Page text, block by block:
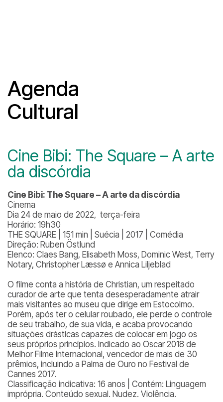
Agenda
Cultural
Cine Bibi: The Square – A arte
da discórdia
Cine Bibi: The Square – A arte da discórdia
Cinema
Dia 24 de maio de 2022, terça-feira
Horário: 19h30
THE SQUARE | 151 min | Suécia | 2017 | Comédia
Direção: Ruben Östlund
Elenco: Claes Bang, Elisabeth Moss, Dominic West, Terry
Notary, Christopher Læssø e Annica Liljeblad
O filme conta a história de Christian, um respeitado
curador de arte que tenta desesperadamente atrair
mais visitantes ao museu que dirige em Estocolmo.
Porém, após ter o celular roubado, ele perde o controle
de seu trabalho, de sua vida, e acaba provocando
situações drásticas capazes de colocar em jogo os
seus próprios princípios. Indicado ao Oscar 2018 de
Melhor Filme Internacional, vencedor de mais de 30
prêmios, incluindo a Palma de Ouro no Festival de
Cannes 2017.
Classificação indicativa: 16 anos | Contém: Linguagem
imprópria. Conteúdo sexual. Nudez. Violência.